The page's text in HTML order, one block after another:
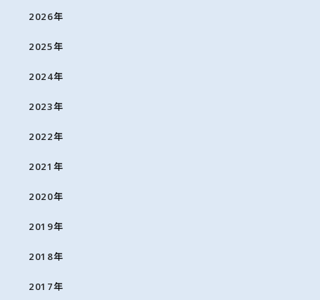
2026年
2025年
2024年
2023年
2022年
2021 年
2020年
2019年
2018年
2017年